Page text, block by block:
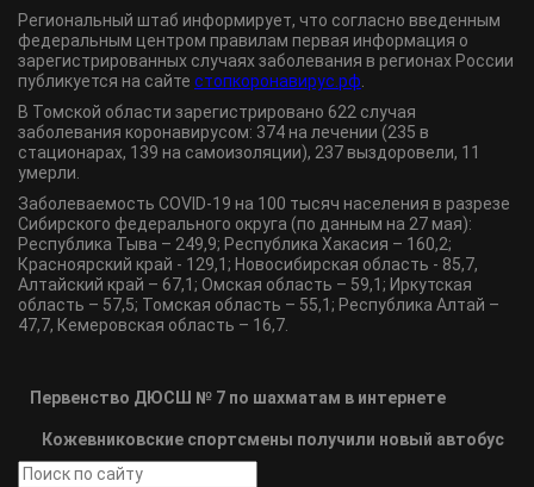
Региональный штаб информирует, что согласно введенным
федеральным центром правилам первая информация о
зарегистрированных случаях заболевания в регионах России
публикуется на сайте стопкоронавирус.рф
В Томской области зарегистрировано 622 случая
заболевания коронавирусом: 374 на лечении (235 в
стационарах, 139 на самоизоляции), 237 выздоровели, 11
умерли.
Заболеваемость COVID-19 на 100 тысяч населения в разрезе
Сибирского федерального округа (по данным на 27 мая):
Республика Тыва – 249,9; Республика Хакасия – 160,2;
Красноярский край - 129,1; Новосибирская область - 85,7,
Алтайский край – 67,1; Омская область – 59,1; Иркутская
область – 57,5; Томская область – 55,1; Республика Алтай –
47,7, Кемеровская область – 16,7.
Первенство ДЮСШ № 7 по шахматам в интернете
Кожевниковские спортсмены получили новый автобус